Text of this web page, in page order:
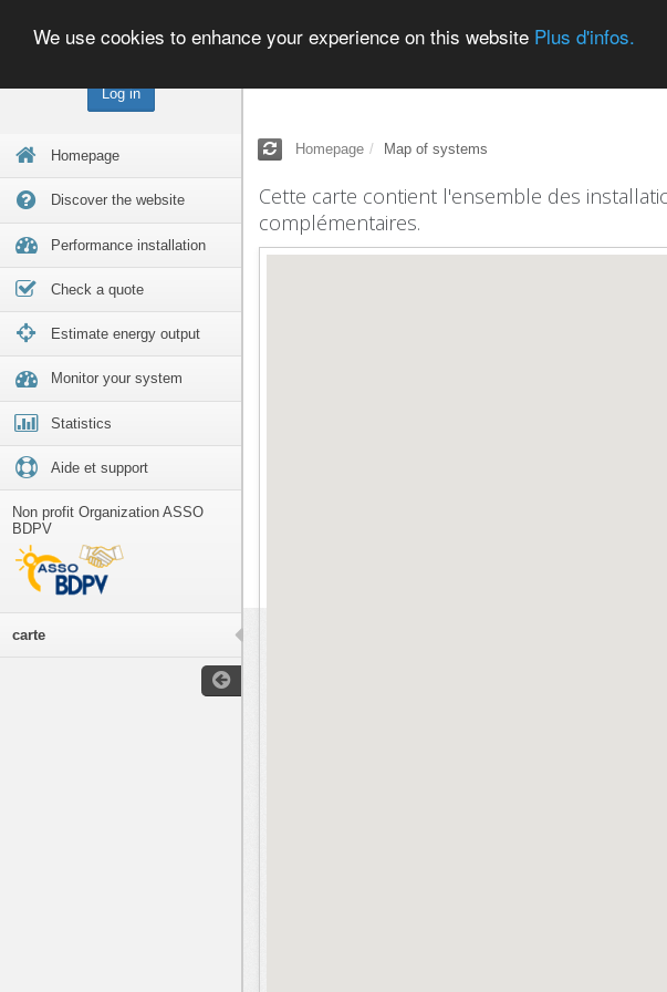
Log in
Homepage
Discover the website
Performance installation
Check a quote
Estimate energy output
Monitor your system
Statistics
Aide et support
Non profit Organization ASSO
BDPV
carte
We use cookies to enhance your experience on this website Plus d'infos.
Homepage Map of systems
Cette carte contient l'ensemble des
complémentaires.